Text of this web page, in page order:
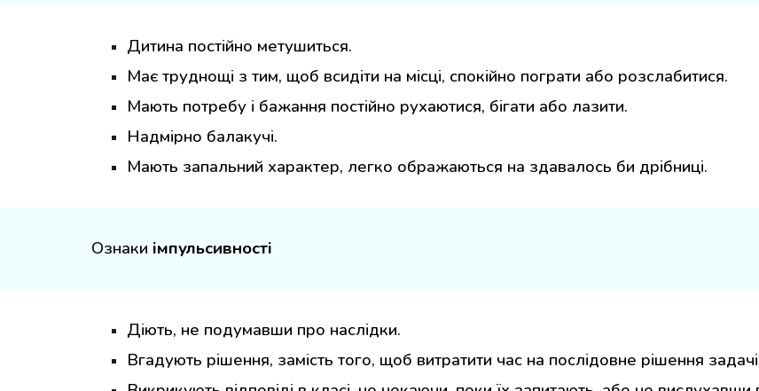
Дитина постійно метушиться.
Має труднощі з тим, щоб всидіти на місці, спокійно пограти або розслабитися.
Мають потребу і бажання постійно рухаютися, бігати або лазити.
Надмірно балакучі.
Мають запальний характер, легко ображаються на здавалось би дрібниці.
Ознаки імпульсивності
Діють, не подумавши про наслідки.
Вгадують рішення, замість того, щоб витратити час на послідовне рішення